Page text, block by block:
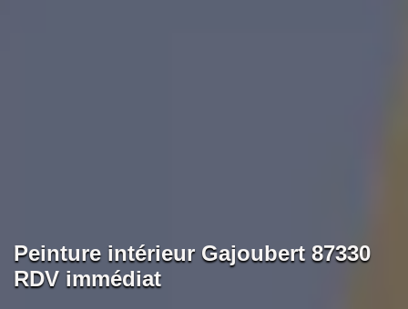
Peinture intérieur Gajoubert 87330
RDV immédiat